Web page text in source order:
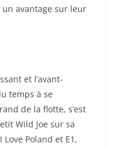
avantage sur leur
et l’avant-
temps à se
de la flotte, s’est
Wild Joe sur sa
Poland et E1,